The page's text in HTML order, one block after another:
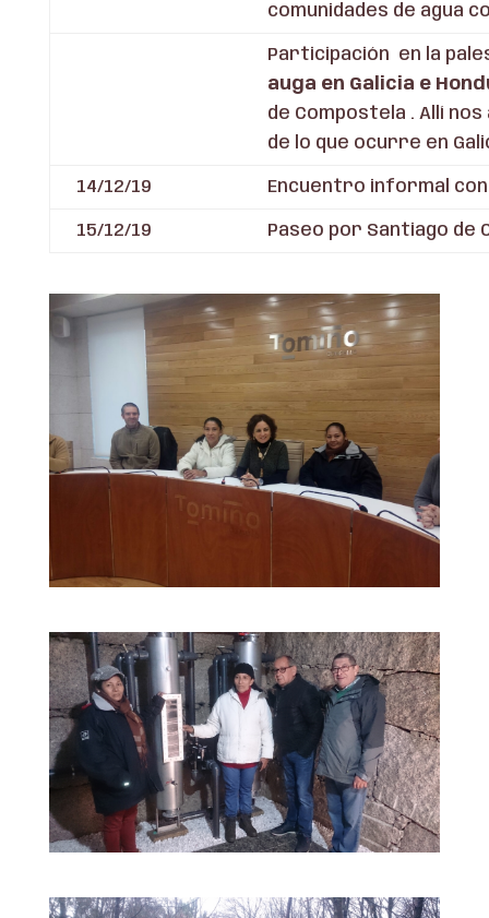
comunidades de agua
Participación en la
auga en Galicia e
de Compostela ​. Allí
de lo que ocurre en
14/12/19 Encuentro informal
15/12/19 Paseo por Santiago de